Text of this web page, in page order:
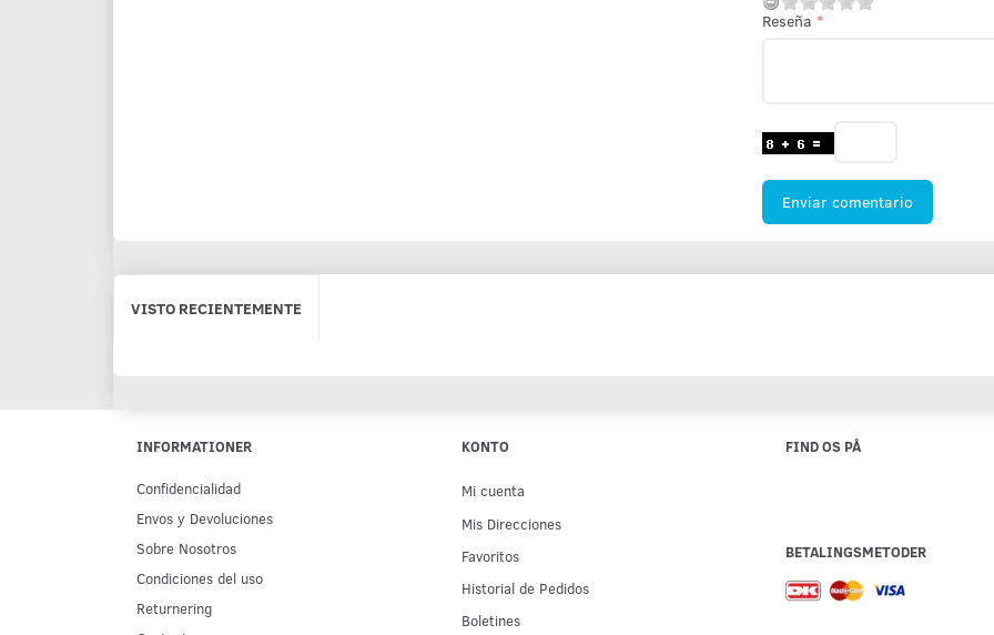
Reseña
Enviar comentario
VISTO RECIENTEMENTE
INFORMATIONER
Confidencialidad
Env­os y Devoluciones
Sobre Nosotros
Condiciones del uso
Returnering
KONTO
Mi cuenta
Mis Direcciones
Favoritos
Historial de Pedidos
Boletines
FIND OS PÅ
BETALINGSMETODER